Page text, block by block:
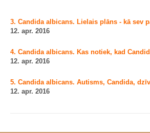
3. Candida albicans. Lielais plāns - kā sev
12. apr. 2016
4. Candida albicans. Kas notiek, kad
12. apr. 2016
5. Candida albicans. Autisms, Candida,
12. apr. 2016